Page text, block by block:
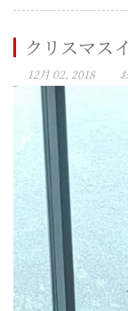
クリスマス
12月 02, 2018